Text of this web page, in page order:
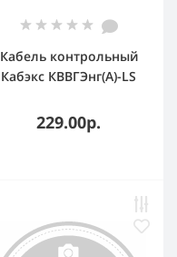
Кабель контрольный
Кабэкс КВВГЭнг(А)-LS
229.00р.